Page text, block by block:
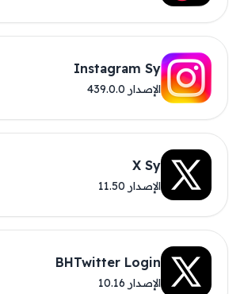
Instagram Sy
الإصدار 439.0.0
X Sy
الإصدار 11.50
BHTwitter Login
الإصدار 10.16